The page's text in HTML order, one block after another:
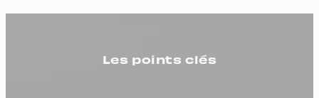
Les points clés